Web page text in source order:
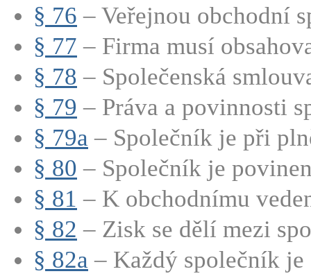
§ 76 – Veřejnou obchodní
§ 77 – Firma musí
§ 78 – Společenská
§ 79 – Práva a povinnosti
§ 79a – Společník je při
§ 80 – Společník je
§ 81 – K obchodnímu
§ 82 – Zisk se dělí mezi
§ 82a – Každý společník je